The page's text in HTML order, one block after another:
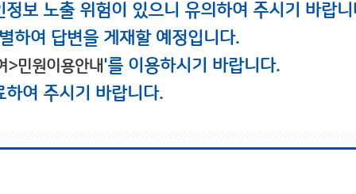
보 노출 위험이 있으니 유의하여 주시기 바랍니
하여 답변을 게재할 예정입니다.
>민원이용안내'를 이용하시기 바랍니다.
여 주시기 바랍니다.